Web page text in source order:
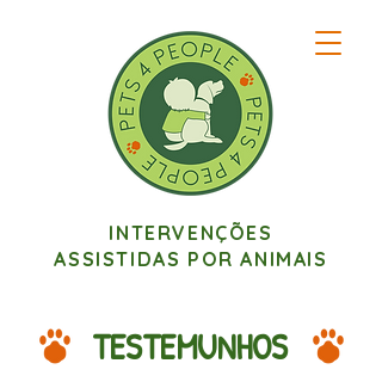
INTERVENÇÕES
ASSISTIDAS POR ANIMAIS
TESTEMUNHOS